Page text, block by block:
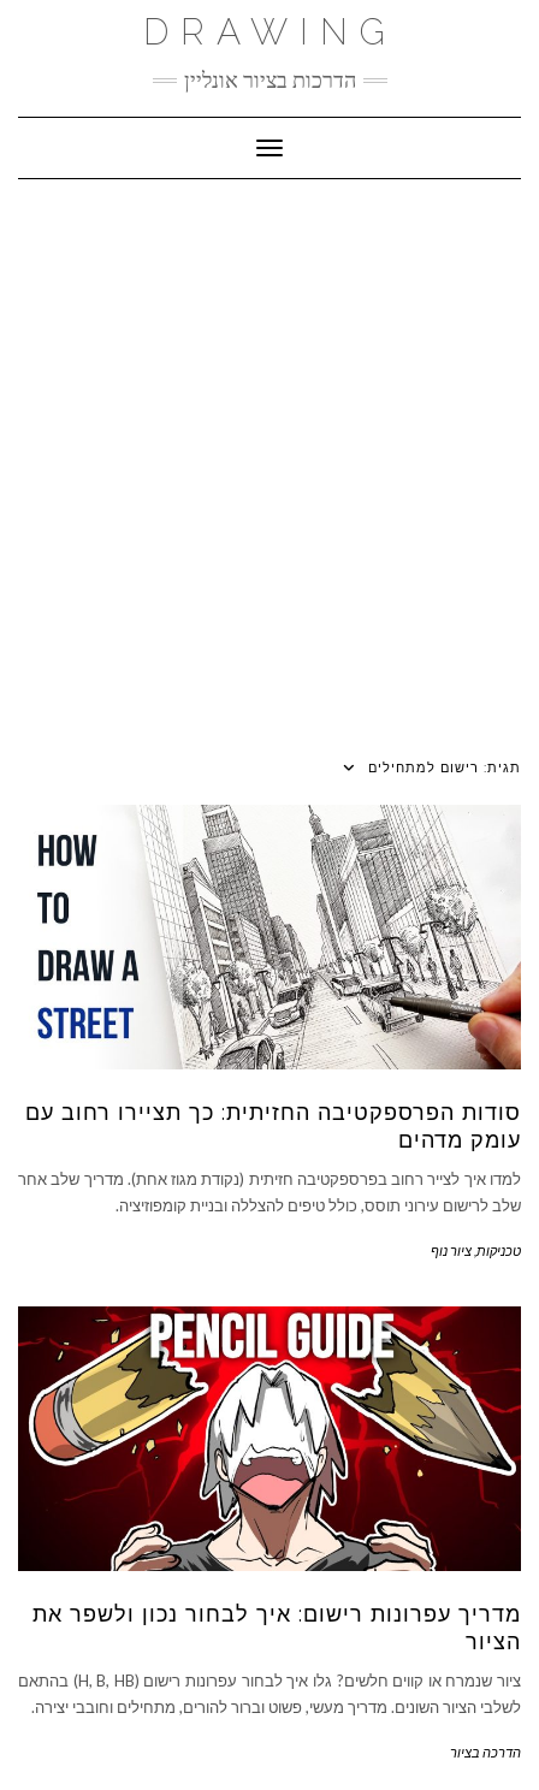
DRAWING
הדרכות בציור אונליין
Toggle Navigation
תגית: רישום למתחילים
סודות הפרספקטיבה החזיתית: כך תציירו רחוב עם
עומק מדהים
למדו איך לצייר רחוב בפרספקטיבה חזיתית (נקודת מגוז אחת). מדריך שלב אחר
שלב לרישום עירוני תוסס, כולל טיפים להצללה ובניית קומפוזיציה.
טכניקות ציור נוף
מדריך עפרונות רישום: איך לבחור נכון ולשפר את
הציור
ציור שנמרח או קווים חלשים? גלו איך לבחור עפרונות רישום (H, B, HB) בהתאם
לשלבי הציור השונים. מדריך מעשי, פשוט וברור להורים, מתחילים וחובבי יצירה.
הדרכה בציור